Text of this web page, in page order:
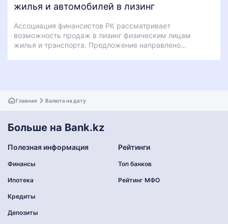
жилья и автомобилей в лизинг
Ассоциация финансистов РК рассматривает
возможность продаж в лизинг физическим лицам
жилья и транспорта. Предложение направлено…
Главная Валюта на дату
Больше на Bank.kz
Полезная информация
Финансы
Ипотека
Кредиты
Депозиты
Рейтинги
Топ банков
Рейтинг МФО